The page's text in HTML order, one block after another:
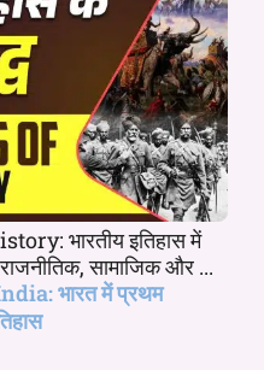
भारतीय इतिहास में
सामाजिक और ...
भारत में प्रथम